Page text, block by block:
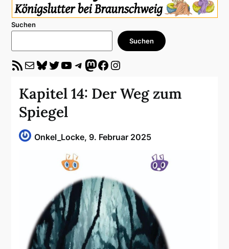
Suchen
Suchen
RSS-Feed E-Mail Bluesky Twitter YouTube Telegram Mastodon Facebook Instagram
Kapitel 14: Der Weg zum
Spiegel
Onkel_Locke, 9. Februar 2025